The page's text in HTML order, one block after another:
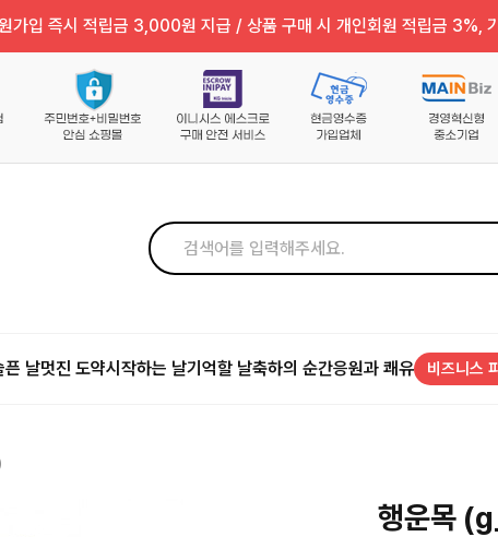
가입 즉시 적립금 3,000원 지급 / 상품 구매 시 개인회원 적립금 3%,
픈 날멋진 도약시작하는 날기억할 날축하의 순간응원과 쾌유 비즈니스
행운목